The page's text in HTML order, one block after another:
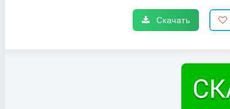
Скачать